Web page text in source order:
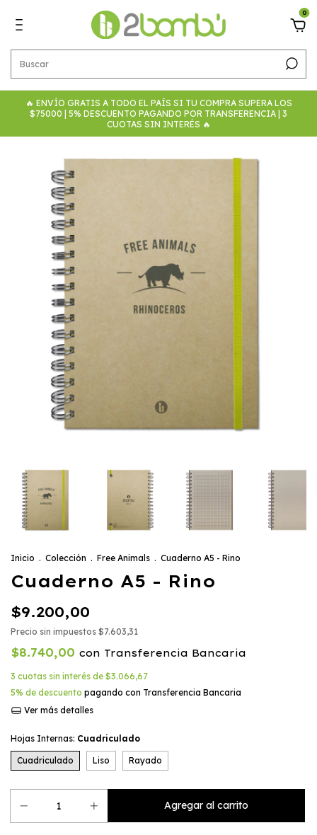
0
🔥 ENVÍO GRATIS A TODO EL PAÍS SI TU COMPRA SUPERA LOS
$75000 | 5% DESCUENTO PAGANDO POR TRANSFERENCIA | 3
CUOTAS SIN INTERÉS 🔥
Inicio . Colección . Free Animals . Cuaderno A5 - Rino
Cuaderno A5 - Rino
$9.200,00
Precio sin impuestos $7.603,31
$8.740,00 con Transferencia Bancaria
3 cuotas sin interés de $3.066,67
5% de descuento pagando con Transferencia Bancaria
Ver más detalles
Hojas Internas: Cuadriculado
Cuadriculado Liso Rayado